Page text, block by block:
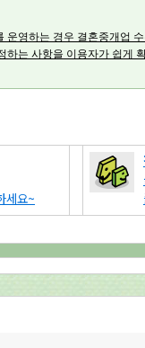
영하는 경우 결혼중개업
하는 사항을 이용자가 쉽게
세요~